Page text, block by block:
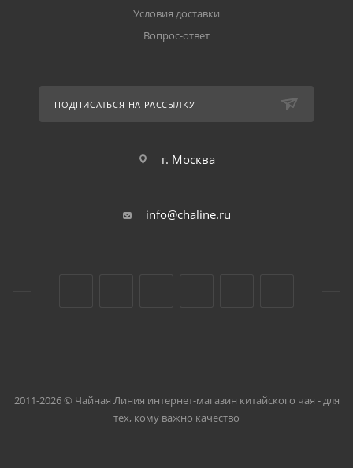
Условия доставки
Вопрос-ответ
ПОДПИСАТЬСЯ НА РАССЫЛКУ
г. Москва
info@chaline.ru
2011-2026 © Чайная Линия интернет-магазин китайского чая - для
тех, кому важно качество